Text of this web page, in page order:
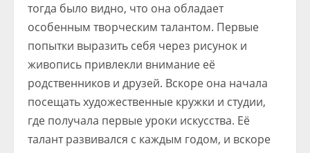
тогда было видно, что она обладает
особенным творческим талантом. Первые
попытки выразить себя через рисунок и
живопись привлекли внимание её
родственников и друзей. Вскоре она начала
посещать художественные кружки и студии,
где получала первые уроки искусства. Её
талант развивался с каждым годом, и вскоре